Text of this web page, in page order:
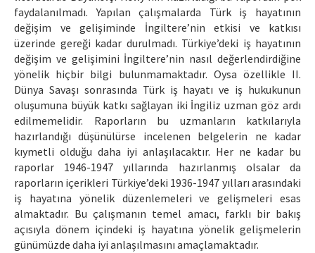
faydalanılmadı. Yapılan çalışmalarda Türk iş hayatının
değişim ve gelişiminde İngiltere’nin etkisi ve katkısı
üzerinde gereği kadar durulmadı. Türkiye’deki iş hayatının
değişim ve gelişimini İngiltere’nin nasıl değerlendirdiğine
yönelik hiçbir bilgi bulunmamaktadır. Oysa özellikle II.
Dünya Savaşı sonrasında Türk iş hayatı ve iş hukukunun
oluşumuna büyük katkı sağlayan iki İngiliz uzman göz ardı
edilmemelidir. Raporların bu uzmanların katkılarıyla
hazırlandığı düşünülürse incelenen belgelerin ne kadar
kıymetli olduğu daha iyi anlaşılacaktır. Her ne kadar bu
raporlar 1946-1947 yıllarında hazırlanmış olsalar da
raporların içerikleri Türkiye’deki 1936-1947 yılları arasındaki
iş hayatına yönelik düzenlemeleri ve gelişmeleri esas
almaktadır. Bu çalışmanın temel amacı, farklı bir bakış
açısıyla dönem içindeki iş hayatına yönelik gelişmelerin
günümüzde daha iyi anlaşılmasını amaçlamaktadır.